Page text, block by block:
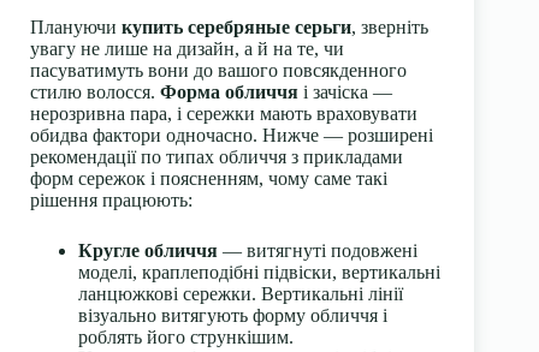
Плануючи купить серебряные серьги, зверніть
увагу не лише на дизайн, а й на те, чи
пасуватимуть вони до вашого повсякденного
стилю волосся. Форма обличчя і зачіска —
нерозривна пара, і сережки мають враховувати
обидва фактори одночасно. Нижче — розширені
рекомендації по типах обличчя з прикладами
форм сережок і поясненням, чому саме такі
рішення працюють:
Кругле обличчя — витягнуті подовжені
моделі, краплеподібні підвіски, вертикальні
ланцюжкові сережки. Вертикальні лінії
візуально витягують форму обличчя і
роблять його стрункішим.